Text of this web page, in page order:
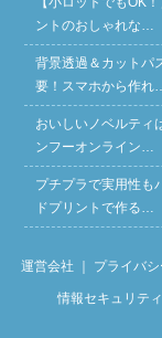
ントのおしゃれな…
背景透過＆カットパ
要！スマホから作れ
おいしいノベルティ
ンフーオンライン…
プチプラで実用性も
ドプリントで作る…
運営会社 プライバ
情報セキュリテ